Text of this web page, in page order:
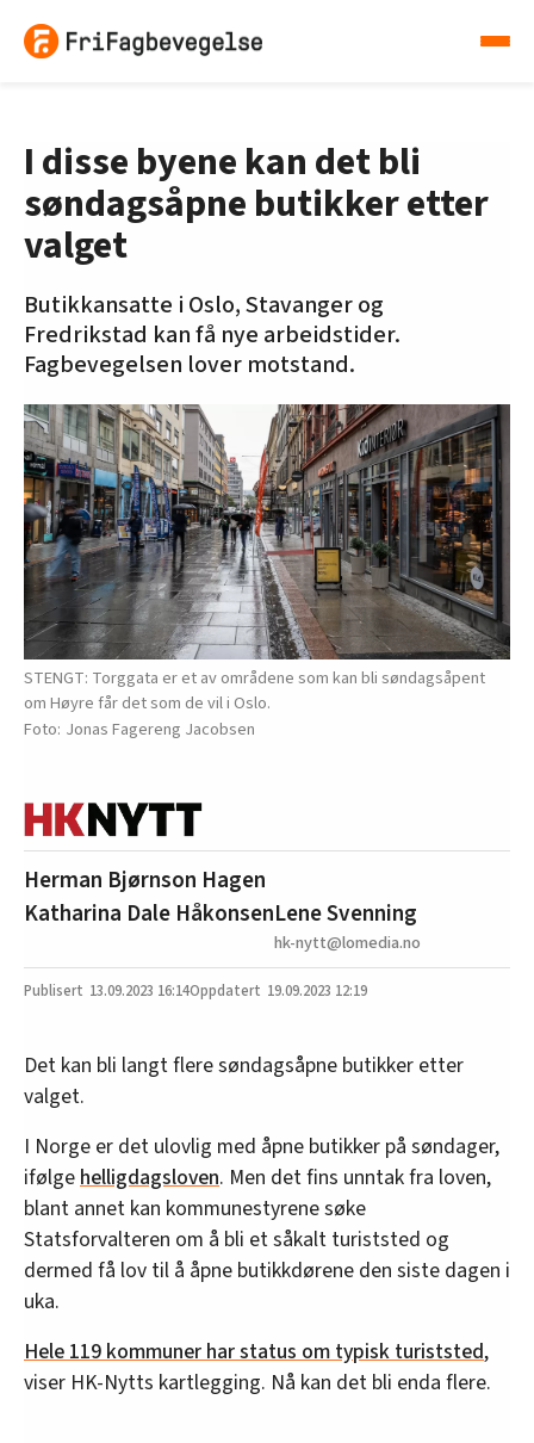
I disse byene kan det bli
søndagsåpne butikker etter
valget
Butikkansatte i Oslo, Stavanger og
Fredrikstad kan få nye arbeidstider.
Fagbevegelsen lover motstand.
STENGT: Torggata er et av områdene som kan bli søndagsåpent
om Høyre får det som de vil i Oslo.
Jonas Fagereng Jacobsen
Herman Bjørnson Hagen
Katharina Dale HåkonsenLene Svenning
hk-nytt@lomedia.no
13.09.2023 16:14 19.09.2023 12:19
Det kan bli langt flere søndagsåpne butikker etter
valget.
I Norge er det ulovlig med åpne butikker på søndager,
ifølgehelligdagsloven. Men det fins unntak fra loven,
blant annet kan kommunestyrene søke
Statsforvalteren om å bli et såkalt turiststed og
dermed få lov til å åpne butikkdørene den siste dagen i
uka.
Hele 119 kommuner har status om typisk turiststed,
viser HK-Nytts kartlegging. Nå kan det bli enda flere.